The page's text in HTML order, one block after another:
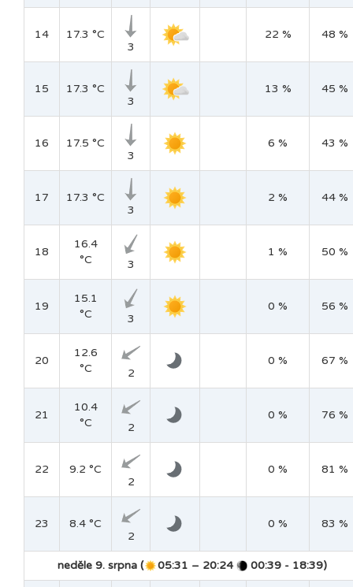
14
17.3 °C
3
22 % 48 %
15
17.3 °C
3
13 % 45 %
16
17.5 °C
3
6 % 43 %
17
17.3 °C
3
2 % 44 %
18
16.4
°C
3
1 % 50 %
19
15.1
°C
3
0 % 56 %
20
12.6
°C
2
0 % 67 %
21
10.4
°C
2
0 % 76 %
22
9.2 °C
2
0 % 81 %
23
8.4 °C
2
0 % 83 %
neděle 9. srpna ( 05:31 – 20:24 00:39 - 18:39)